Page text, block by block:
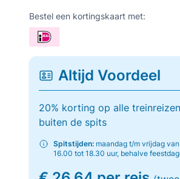
Bestel een kortingskaart met:
Altijd Voordeel
20% korting op alle
buiten de spits
Spitstijden: maandag t/m vrijdag
16.00 tot 18.30 uur, behalve